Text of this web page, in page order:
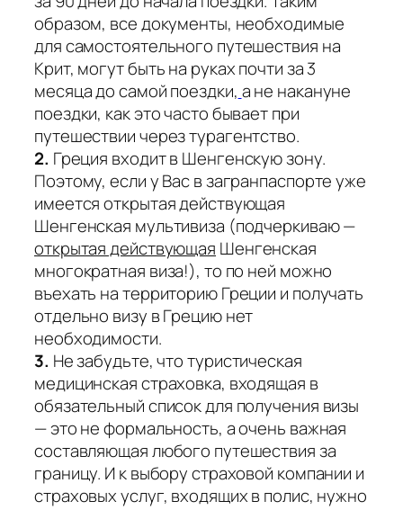
образом, все документы, необходимые
для самостоятельного путешествия на
Крит, могут быть на руках почти за 3
месяца до самой поездки, а не накануне
поездки, как это часто бывает при
путешествии через турагентство.
2. Греция входит в Шенгенскую зону.
Поэтому, если у Вас в загранпаспорте уже
имеется открытая действующая
Шенгенская мультивиза (подчеркиваю —
открытая действующая Шенгенская
многократная виза!), то по ней можно
въехать на территорию Греции и получать
отдельно визу в Грецию нет
необходимости.
3. Не забудьте, что туристическая
медицинская страховка, входящая в
обязательный список для получения визы
— это не формальность, а очень важная
составляющая любого путешествия за
границу. И к выбору страховой компании и
страховых услуг, входящих в полис, нужно